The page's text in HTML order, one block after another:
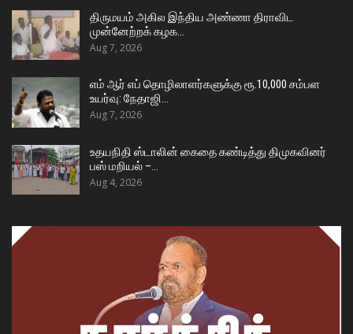
திருமயம் அகில இந்திய அண்ணா திராவிட
முன்னேற்றக் கழக…
Aug 7, 2026
எம் ஆர் எப் தொழிலாளர்களுக்கு ரூ.10,000 சம்பள
உயர்வு: நேதாஜி…
Aug 7, 2026
உதயநிதி ஸ்டாலின் கைதை கண்டித்து திமுகவினர்
பஸ் மறியல் –…
Aug 4, 2026